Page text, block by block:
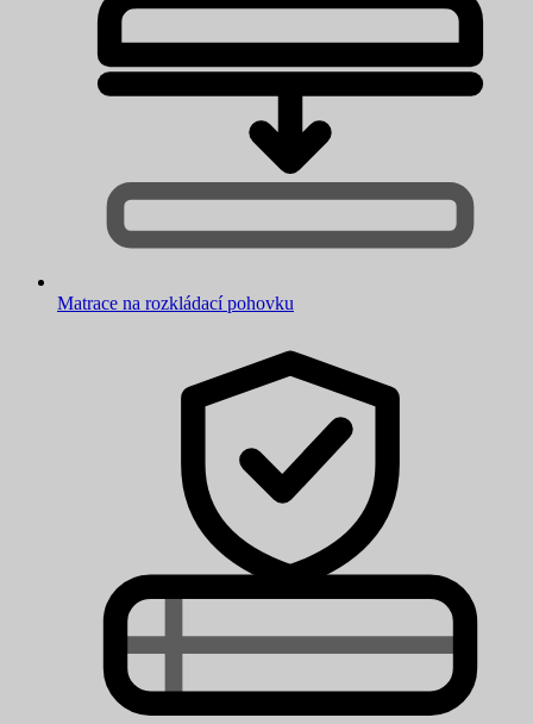
Matrace na rozkládací pohovku